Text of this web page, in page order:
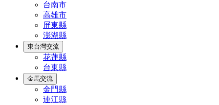
台南市
高雄市
屏東縣
澎湖縣
東台灣交流
花蓮縣
台東縣
金馬交流
金門縣
連江縣